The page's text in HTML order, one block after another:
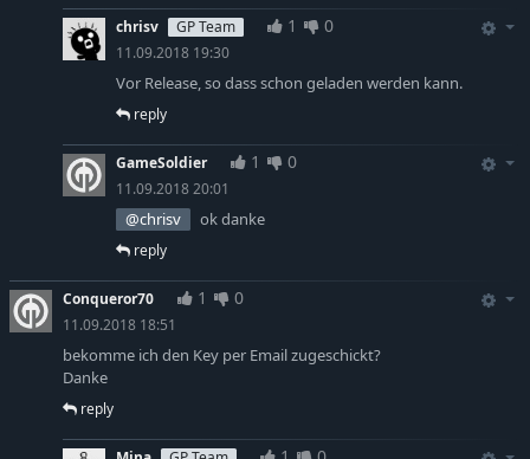
chrisv GP Team 1 0
11.09.2018 19:30
Vor Release, so dass schon geladen werden kann.
reply
GameSoldier 1 0
11.09.2018 20:01
@chrisv ok danke
reply
Conqueror70 1 0
11.09.2018 18:51
bekomme ich den Key per Email zugeschickt?
Danke
reply